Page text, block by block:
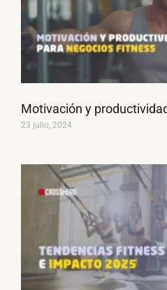
Motivación y
23 julio, 2024